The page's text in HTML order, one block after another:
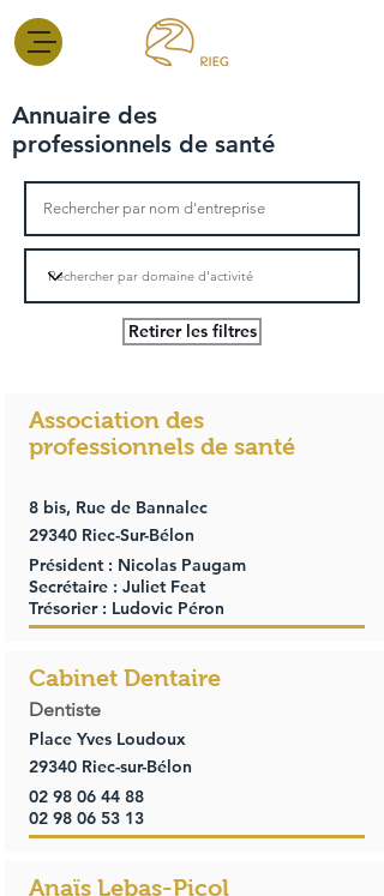
Annuaire des
professionnels de santé
Retirer les filtres
Association des
professionnels de santé
8 bis, Rue de Bannalec
29340 Riec-Sur-Bélon
Président : Nicolas Paugam
Secrétaire : Juliet Feat
Trésorier : Ludovic Péron
Cabinet Dentaire
Dentiste
Place Yves Loudoux
29340 Riec-sur-Bélon
02 98 06 44 88
02 98 06 53 13
Anaïs Lebas-Picol